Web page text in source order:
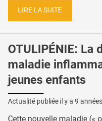
LIRE LA SUITE
OTULIPÉNIE: La
maladie
jeunes enfants
Actualité publiée il y a 9
Cette nouvelle maladie («